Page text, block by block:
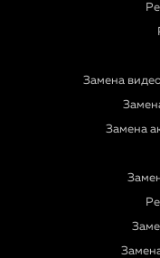
Замена
Замена